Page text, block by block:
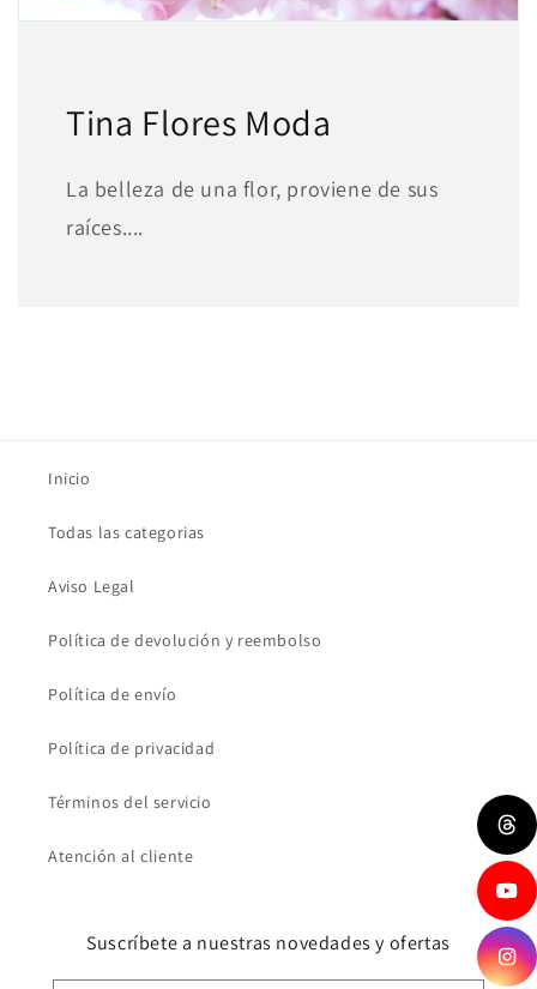
Tina Flores Moda
La belleza de una flor, proviene de sus
raíces....
Inicio
Todas las categorias
Aviso Legal
Política de devolución y reembolso
Política de envío
Política de privacidad
Términos del servicio
Atención al cliente
Suscríbete a nuestras novedades y ofertas